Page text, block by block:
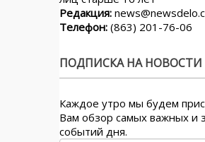
Редакция:
Телефон: (863) 201-76-06
ПОДПИСКА НА НОВОСТИ
Каждое утро мы будем
Вам обзор самых важных и
событий дня.